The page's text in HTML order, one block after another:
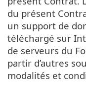
du présent
un support de
téléchargé sur
de serveurs du
partir d’autres
modalités et